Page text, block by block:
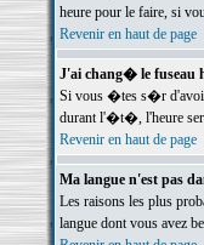
heure pour le faire, si
Revenir en haut de page
J'ai chang� le fuseau
Si vous �tes s�r
durant l'�t�, l'heure
Revenir en haut de page
Ma langue n'est pas
Les raisons les plus
langue dont vous avez